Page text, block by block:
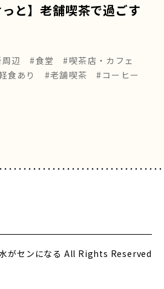
っと】老舗喫茶で過ごす
辺 #食堂
#喫茶店・カフェ
食あり #老舗喫茶 #コーヒー
がセンになる All Rights Reserved